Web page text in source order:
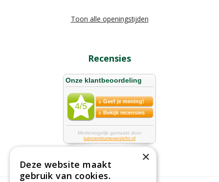
Toon alle openingstijden
Recensies
×
Deze website maakt
gebruik van cookies.